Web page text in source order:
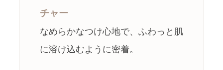
チャー
なめらかなつけ心地で、ふわっと肌
に溶け込むように密着。